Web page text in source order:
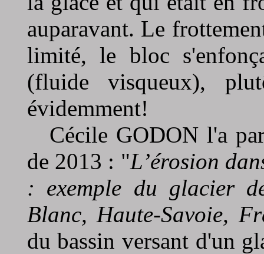
auparavant. Le
limité, le bloc
(fluide visqueux),
évidemment!
Cécile GODON l'a
de 2013 : "L’érosion
: exemple du glacier
Blanc, Haute-Savoie,
du bassin versant d'un